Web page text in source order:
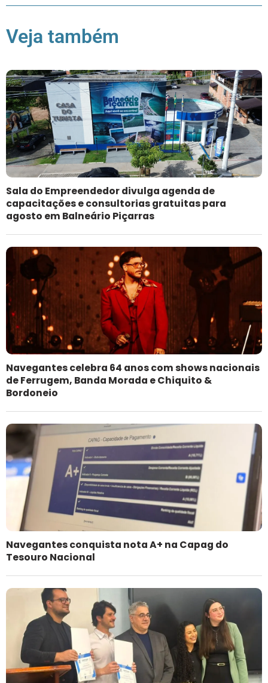
Veja também
Sala do Empreendedor divulga agenda de
capacitações e consultorias gratuitas para
agosto em Balneário Piçarras
Navegantes celebra 64 anos com shows nacionais
de Ferrugem, Banda Morada e Chiquito &
Bordoneio
Navegantes conquista nota A+ na Capag do
Tesouro Nacional